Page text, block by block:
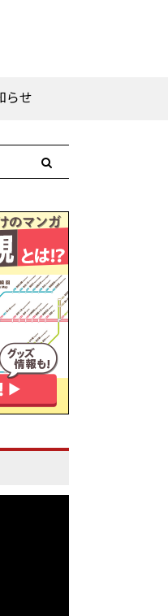
らせ